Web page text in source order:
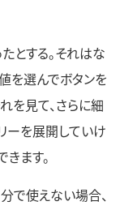
とする。それはな
を選んでボタンを
を見て、さらに細
ーを展開していけ
ます。
で使えない場合、